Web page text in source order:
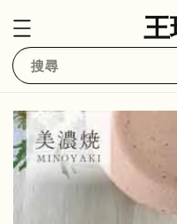
王
搜尋